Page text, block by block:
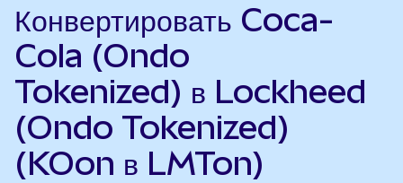
Конвертировать Coca-
Cola (Ondo
Tokenized) в Lockheed
(Ondo Tokenized)
(KOon в LMTon)